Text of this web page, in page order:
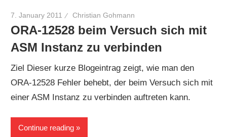
7. January 2011 Christian Gohmann
ORA-12528 beim Versuch sich mit
ASM Instanz zu verbinden
Ziel Dieser kurze Blogeintrag zeigt, wie man den
ORA-12528 Fehler behebt, der beim Versuch sich mit
einer ASM Instanz zu verbinden auftreten kann.
Continue reading